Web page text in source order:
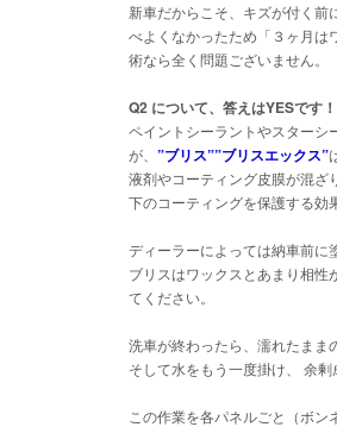
新車だからこそ、キズが付く
べよくなかったため「３ヶ月は
術なら全く問題ございません。
Q2 について、答えはYESです！
ペイントシーラントやスターシ
が、 ”ブリス””ブリスエックス”
液剤やコーティング皮膜が混ざ
下のコーティングを保護する効
ディーラーによっては納車前に
ブリスはワックスとあまり相性
てください。
洗車が終わったら、濡れたまま
そして水をもう一度掛け、 余
この作業を各パネルごと（ボ